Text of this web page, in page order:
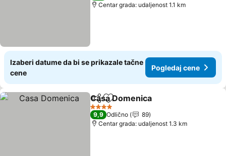
Centar grada: udaljenost 1.1 km
Izaberi datume da bi se prikazale tačne
cene
Pogledaj cene
Deli Dodati u favorite
Casa Domenica
4 Zvezdice
9,9 Odlično
89
Centar grada: udaljenost 1.3 km